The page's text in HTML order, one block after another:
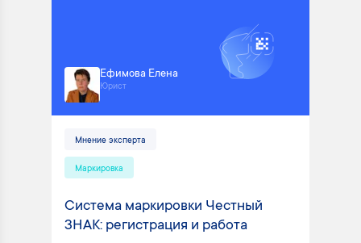
Ефимова Елена
Юрист
Мнение эксперта
Маркировка
Система маркировки Честный
ЗНАК: регистрация и работа